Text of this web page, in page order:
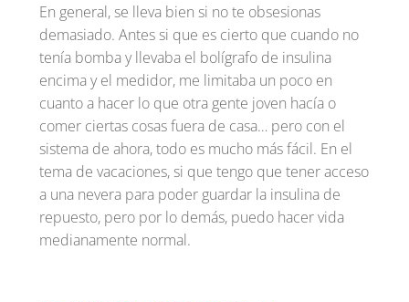
En general, se lleva bien si no te obsesionas
demasiado. Antes si que es cierto que cuando no
tenía bomba y llevaba el bolígrafo de insulina
encima y el medidor, me limitaba un poco en
cuanto a hacer lo que otra gente joven hacía o
comer ciertas cosas fuera de casa… pero con el
sistema de ahora, todo es mucho más fácil. En el
tema de vacaciones, si que tengo que tener acceso
a una nevera para poder guardar la insulina de
repuesto, pero por lo demás, puedo hacer vida
medianamente normal.